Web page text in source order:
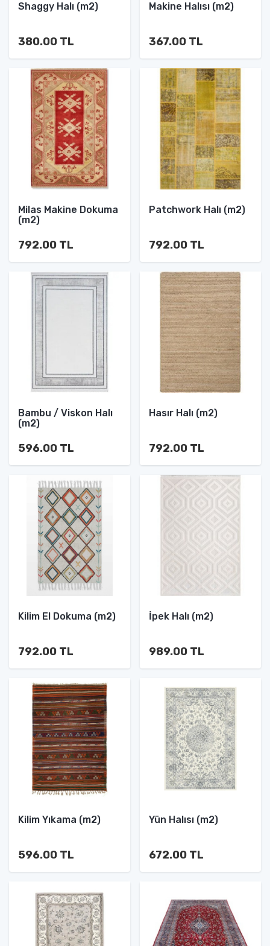
Shaggy Halı (m2)
380.00 TL
Makine Halısı (m2)
367.00 TL
Milas Makine Dokuma
(m2)
792.00 TL
Patchwork Halı (m2)
792.00 TL
Bambu / Viskon Halı
(m2)
596.00 TL
Hasır Halı (m2)
792.00 TL
Kilim El Dokuma (m2)
792.00 TL
İpek Halı (m2)
989.00 TL
Kilim Yıkama (m2)
596.00 TL
Yün Halısı (m2)
672.00 TL